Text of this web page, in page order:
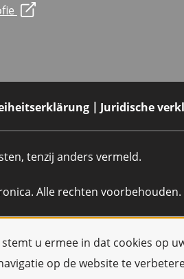
u ermee in dat cookies op
op de website te
Juridische
tenzij anders vermeld.
Alle rechten voorbehouden.